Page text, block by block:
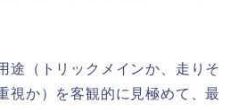
途（トリックメインか、走りそ
視か）を客観的に見極めて、最